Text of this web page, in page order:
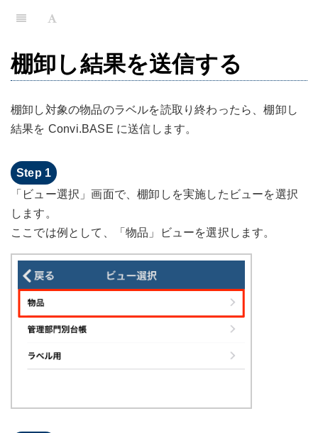
棚卸し結果を送信する
棚卸し対象の物品のラベルを読取り終わったら、棚卸し
結果を Convi.BASE に送信します。
「ビュー選択」画面で、棚卸しを実施したビューを選択
します。
ここでは例として、「物品」ビューを選択します。